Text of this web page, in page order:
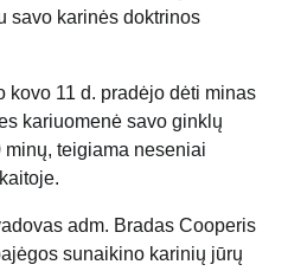
savo karinės doktrinos
kovo 11 d. pradėjo dėti minas
kariuomenė savo ginklų
teigiama neseniai
adm. Bradas Cooperis
sunaikino karinių jūrų